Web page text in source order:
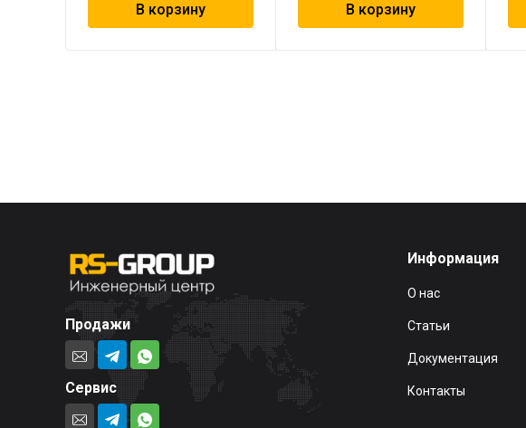
В корзину В корзину
Продажи
Сервис
Информация
О нас
Статьи
Документация
Контакты